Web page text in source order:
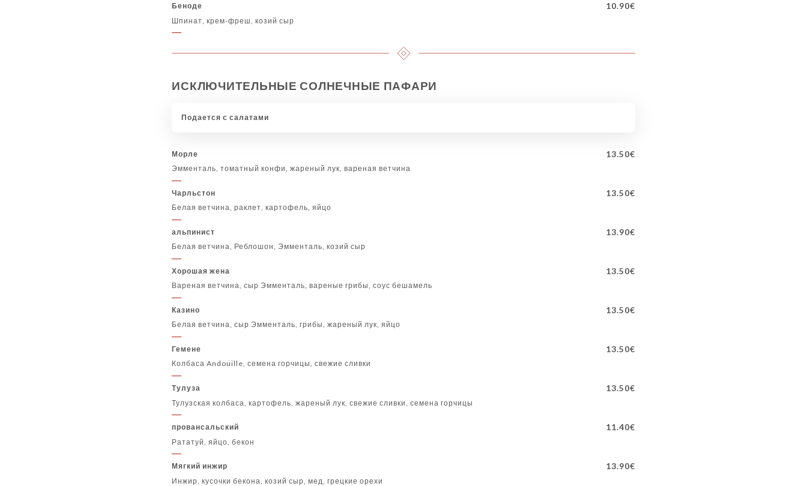
Беноде 10.90€
Шпинат, крем-фреш, козий сыр
ИСКЛЮЧИТЕЛЬНЫЕ СОЛНЕЧНЫЕ ПАФАРИ
Подается с салатами
Морле 13.50€
Эмменталь, томатный конфи, жареный лук, вареная ветчина
Чарльстон 13.50€
Белая ветчина, раклет, картофель, яйцо
альпинист 13.90€
Белая ветчина, Реблошон, Эмменталь, козий сыр
Хорошая жена 13.50€
Вареная ветчина, сыр Эмменталь, вареные грибы, соус бешамель
Казино 13.50€
Белая ветчина, сыр Эмменталь, грибы, жареный лук, яйцо
Гемене 13.50€
Колбаса Andouille, семена горчицы, свежие сливки
Тулуза 13.50€
Тулузская колбаса, картофель, жареный лук, свежие сливки, семена горчицы
провансальский 11.40€
Рататуй, яйцо, бекон
Мягкий инжир 13.90€
Инжир, кусочки бекона, козий сыр, мед, грецкие орехи